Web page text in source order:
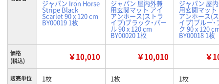
ジャパン Iron Horse
Stripe Black
Scarlet 90 x 120 cm
BY00019 1枚
ジャパン 屋内外兼
用玄関マット アイ
アンホース(ストラ
イプ)ブラック・パー
ル 90 x 120 cm
BY00020 1枚
ジャパン 屋
用玄関マット
アンホース(
イプ)ブルー
ク 90 x 120
BY00018 1枚
価格
(税込)
￥10,010 ￥10,010 ￥
販売単位 1枚 1枚 1枚